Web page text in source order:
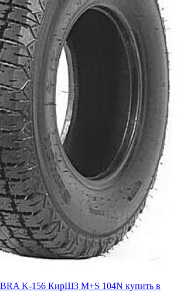
K-156 КирШЗ M+S 104N купить в